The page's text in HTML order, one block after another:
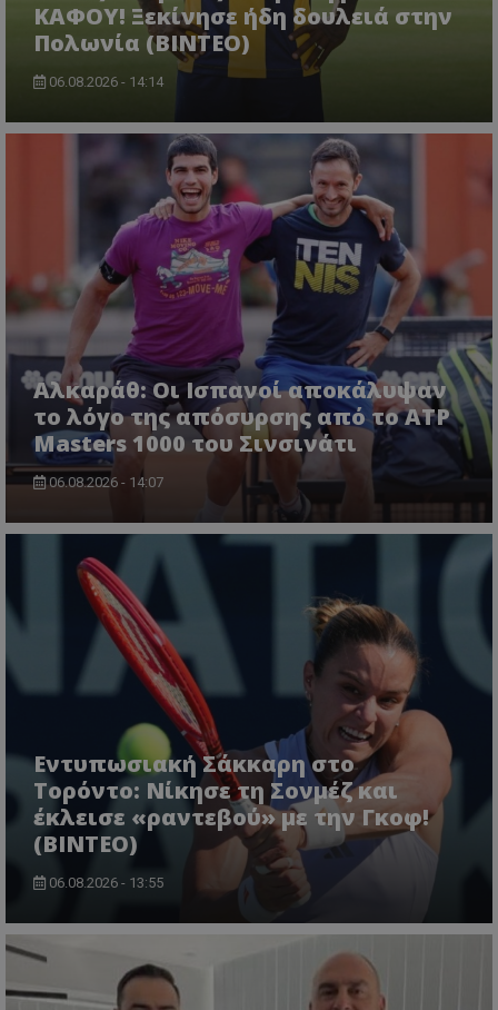
ΚΑΦΟΥ! Ξεκίνησε ήδη δουλειά στην
Πολωνία (ΒΙΝΤΕΟ)
06.08.2026 - 14:14
Αλκαράθ: Οι Ισπανοί αποκάλυψαν
το λόγο της απόσυρσης από το ATP
Masters 1000 του Σινσινάτι
06.08.2026 - 14:07
Εντυπωσιακή Σάκκαρη στο
Τορόντο: Νίκησε τη Σονμέζ και
έκλεισε «ραντεβού» με την Γκοφ!
(ΒΙΝΤΕΟ)
06.08.2026 - 13:55